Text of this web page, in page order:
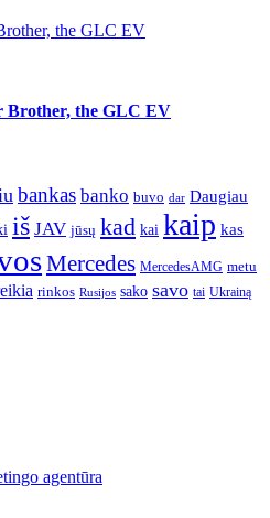
the GLC EV
Brother, the GLC EV
bankas banko buvo dar Daugiau
iš JAV jūsų kad kai kaip kas
Mercedes MercedesAMG metu
rinkos Rusijos sako savo tai Ukrainą
agentūra